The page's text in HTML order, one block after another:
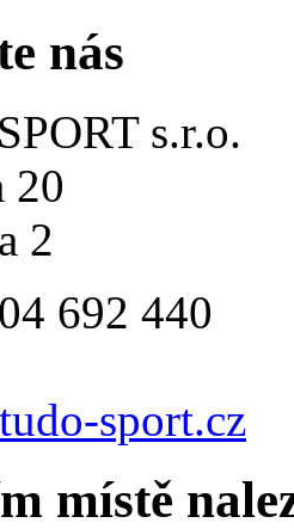
nás
s.r.o.
20
2
692 440
sport.cz
místě